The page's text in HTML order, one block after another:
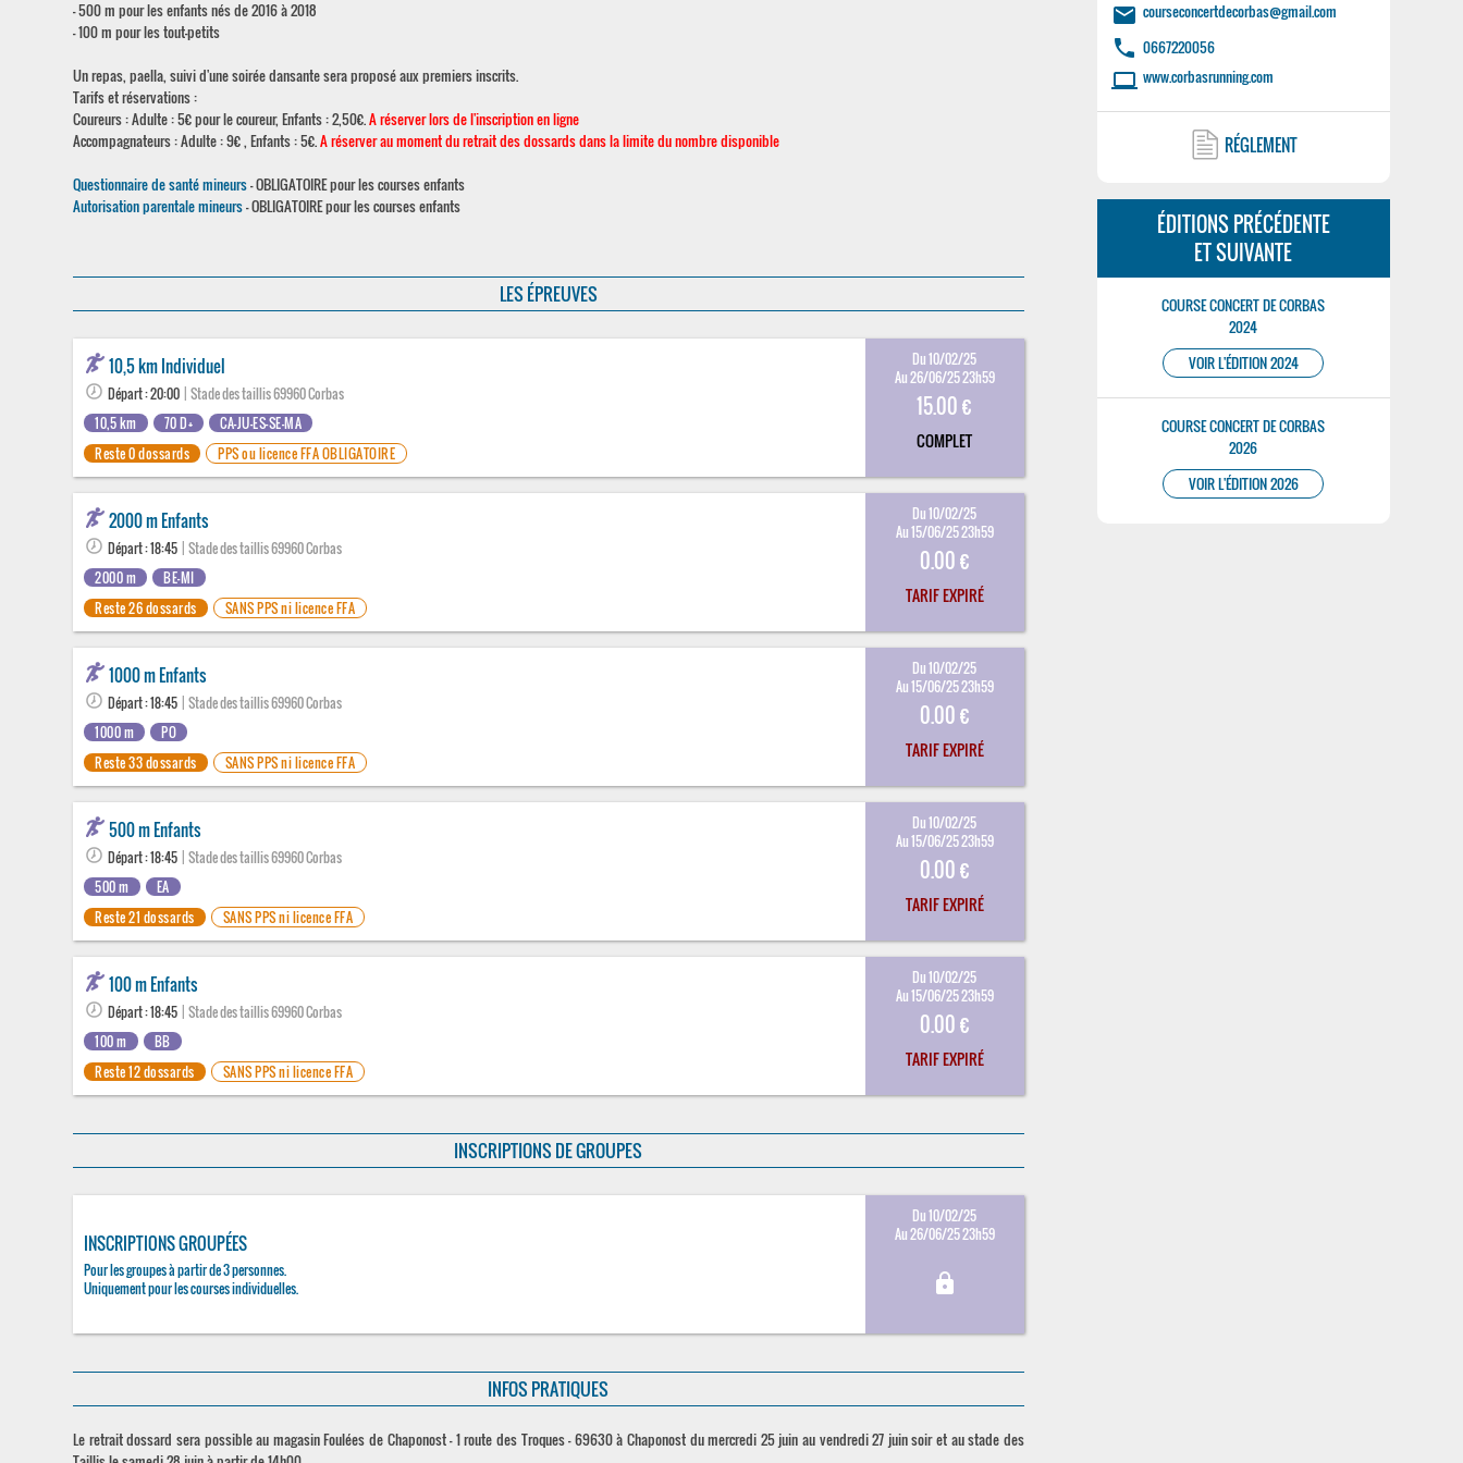
- 500 m pour les enfants nés de 2016 à 2018
- 100 m pour les tout-petits
Un repas, paella, suivi d'une soirée dansante sera proposé aux premiers inscrits.
Tarifs et réservations :
Coureurs : Adulte : 5€ pour le coureur, Enfants : 2,50€.A réserver lors de l'inscription en ligne
Accompagnateurs : Adulte : 9€ , Enfants : 5€.A réserver au moment du retrait des dossards dans la limite du nombre disponible
Questionnaire de santé mineurs- OBLIGATOIRE pour les courses enfants
Autorisation parentale mineurs- OBLIGATOIRE pour les courses enfants
LES ÉPREUVES
10,5 km Individuel
Départ : 20:00 | Stade des taillis 69960 Corbas
10,5 km
70 D+
CA-JU-ES-SE-MA
Reste 0 dossards
PPS ou licence FFA OBLIGATOIRE
Du 10/02/25
Au 26/06/25 23h59
15.00 €
COMPLET
2000 m Enfants
Départ : 18:45 | Stade des taillis 69960 Corbas
2000 m
BE-MI
Reste 26 dossards
SANS PPS ni licence FFA
Du 10/02/25
Au 15/06/25 23h59
0.00 €
TARIF EXPIRÉ
1000 m Enfants
Départ : 18:45 | Stade des taillis 69960 Corbas
1000 m
PO
Reste 33 dossards
SANS PPS ni licence FFA
Du 10/02/25
Au 15/06/25 23h59
0.00 €
TARIF EXPIRÉ
500 m Enfants
Départ : 18:45 | Stade des taillis 69960 Corbas
500 m
EA
Reste 21 dossards
SANS PPS ni licence FFA
Du 10/02/25
Au 15/06/25 23h59
0.00 €
TARIF EXPIRÉ
100 m Enfants
Départ : 18:45 | Stade des taillis 69960 Corbas
100 m
BB
Reste 12 dossards
SANS PPS ni licence FFA
Du 10/02/25
Au 15/06/25 23h59
0.00 €
TARIF EXPIRÉ
INSCRIPTIONS DE GROUPES
INSCRIPTIONS GROUPÉES
Pour les groupes à partir de 3 personnes.
Uniquement pour les courses individuelles.
Du 10/02/25
Au 26/06/25 23h59
lock
INFOS PRATIQUES
Le retrait dossard sera possible au magasin Foulées de Chaponost - 1 route des Troques - 69630 à Chaponost du mercredi 25 juin au vendredi 27 juin soir et au stade des
email courseconcertdecorbas@gmail.com
phone 0667220056
laptop www.corbasrunning.com
RÉGLEMENT
ÉDITIONS PRÉCÉDENTE
ET SUIVANTE
COURSE CONCERT DE CORBAS
2024
VOIR L'ÉDITION 2024
COURSE CONCERT DE CORBAS
2026
VOIR L'ÉDITION 2026